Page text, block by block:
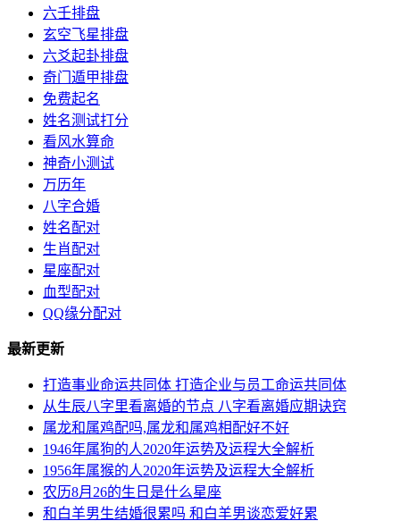
六壬排盘
玄空飞星排盘
六爻起卦排盘
奇门遁甲排盘
免费起名
姓名测试打分
看风水算命
神奇小测试
万历年
八字合婚
姓名配对
生肖配对
星座配对
血型配对
QQ缘分配对
最新更新
打造事业命运共同体 打造企业与员工命运共同体
从生辰八字里看离婚的节点 八字看离婚应期诀窍
属龙和属鸡配吗,属龙和属鸡相配好不好
1946年属狗的人2020年运势及运程大全解析
1956年属猴的人2020年运势及运程大全解析
农历8月26的生日是什么星座
和白羊男生结婚很累吗 和白羊男谈恋爱好累